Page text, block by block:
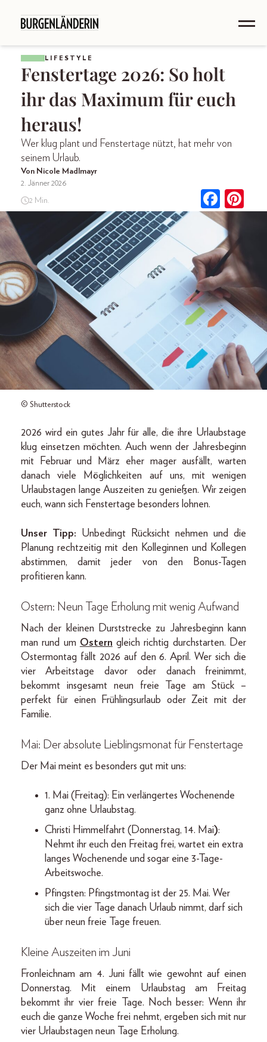
LIFESTYLE
Fenstertage 2026: So holt
ihr das Maximum für euch
heraus!
Wer klug plant und Fenstertage nützt, hat mehr von
seinem Urlaub.
Von Nicole Madlmayr
2. Jänner 2026
2 Min.
© Shutterstock
2026 wird ein gutes Jahr für alle, die ihre Urlaubstage
klug einsetzen möchten. Auch wenn der Jahresbeginn
mit Februar und März eher mager ausfällt, warten
danach viele Möglichkeiten auf uns, mit wenigen
Urlaubstagen lange Auszeiten zu genießen. Wir zeigen
euch, wann sich Fenstertage besonders lohnen.
Unser Tipp: Unbedingt Rücksicht nehmen und die
Planung rechtzeitig mit den Kolleginnen und Kollegen
abstimmen, damit jeder von den Bonus-Tagen
profitieren kann.
Ostern: Neun Tage Erholung mit wenig Aufwand
Nach der kleinen Durststrecke zu Jahresbeginn kann
man rund um Ostern gleich richtig durchstarten. Der
Ostermontag fällt 2026 auf den 6. April. Wer sich die
vier Arbeitstage davor oder danach freinimmt,
bekommt insgesamt neun freie Tage am Stück –
perfekt für einen Frühlingsurlaub oder Zeit mit der
Familie.
Mai: Der absolute Lieblingsmonat für Fenstertage
Der Mai meint es besonders gut mit uns:
1. Mai (Freitag): Ein verlängertes Wochenende
ganz ohne Urlaubstag.
Christi Himmelfahrt (Donnerstag, 14. Mai):
Nehmt ihr euch den Freitag frei, wartet ein extra
langes Wochenende und sogar eine 3-Tage-
Arbeitswoche.
Pfingsten: Pfingstmontag ist der 25. Mai. Wer
sich die vier Tage danach Urlaub nimmt, darf sich
über neun freie Tage freuen.
Kleine Auszeiten im Juni
Fronleichnam am 4. Juni fällt wie gewohnt auf einen
Donnerstag. Mit einem Urlaubstag am Freitag
bekommt ihr vier freie Tage. Noch besser: Wenn ihr
euch die ganze Woche frei nehmt, ergeben sich mit nur
vier Urlaubstagen neun Tage Erholung.